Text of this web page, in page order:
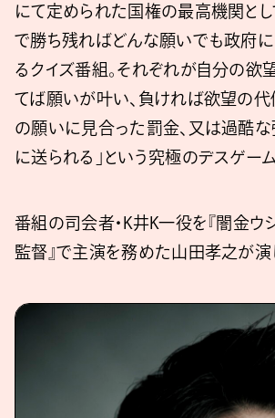
にて定められた国権の最高機関とし
で勝ち残ればどんな願いでも政府に
るクイズ番組。それぞれが自分の欲
てば願いが叶い、負ければ欲望の代
の願いに見合った罰金、又は過酷
に送られる」という究極のデスゲーム
番組の司会者・K井K一役を『闇金ウ
監督』で主演を務めた山田孝之が演